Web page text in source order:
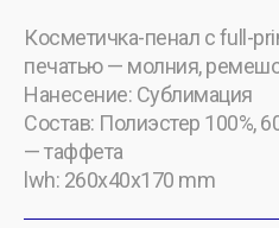
Косметичка-пенал с full-
печатью — молния,
Нанесение: Сублимация
Состав: Полиэстер 100%,
— таффета
lwh: 260x40x170 mm